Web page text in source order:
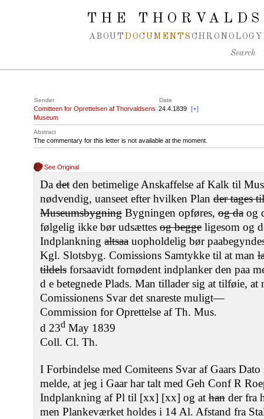
Spring navigation over
THE
ABOUT DOCUMENTS CHRONOLOGY
Search
Sender Date
Comitteen for Oprettelsen af Thorvaldsens
Museum
24.4.1839 [+]
Abstract
The commentary for this letter is not available at the moment.
See Original
Da det den betimelige Anskaffelse af Kalk til
nødvendig, uanseet efter hvilken Plan der tages
Museumsbygning Bygningen opføres, og da og
følgelig ikke bør udsættes og begge ligesom og
Indplankning altsaa uopholdelig bør
Kgl. Slotsbyg. Comissions Samtykke til at man
tildels forsaavidt fornødent indplanker den paa
d e betegnede Plads. Man tillader sig at tilføie, at
Comissionens Svar det snareste muligt—
Commission for Oprettelse af Th. Mus.
d 23d May 1839
Coll. Cl. Th.
I Forbindelse med Comiteens Svar af Gaars
melde, at jeg i Gaar har talt med Geh Conf R
Indplankning af Pl til [xx] [xx] og at han der fra
men Plankeværket holdes i 14 Al. Afstand fra